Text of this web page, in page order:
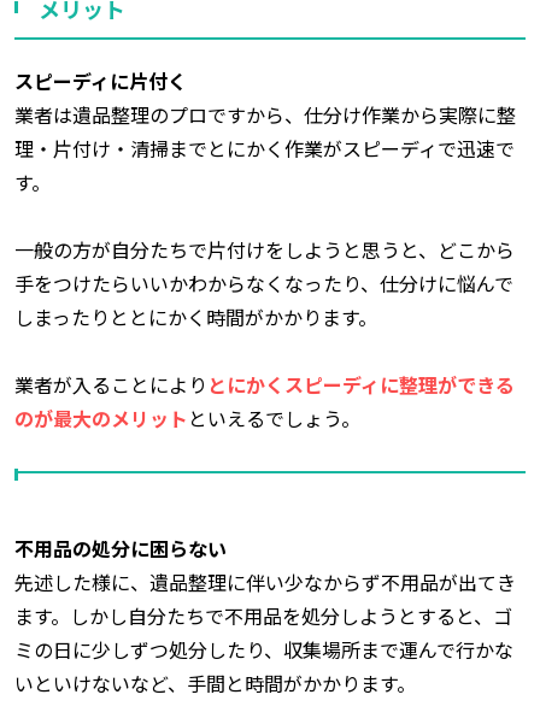
メリット
スピーディに片付く
業者は遺品整理のプロですから、仕分け作業から実際に整
理・片付け・清掃までとにかく作業がスピーディで迅速で
す。
一般の方が自分たちで片付けをしようと思うと、どこから
手をつけたらいいかわからなくなったり、仕分けに悩んで
しまったりととにかく時間がかかります。
業者が入ることにより とにかくスピーディに整理ができる
のが最大のメリット といえるでしょう。
不用品の処分に困らない
先述した様に、遺品整理に伴い少なからず不用品が出てき
ます。しかし自分たちで不用品を処分しようとすると、ゴ
ミの日に少しずつ処分したり、収集場所まで運んで行かな
いといけないなど、手間と時間がかかります。